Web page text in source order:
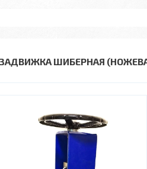
ЗАДВИЖКА ШИБЕРНАЯ